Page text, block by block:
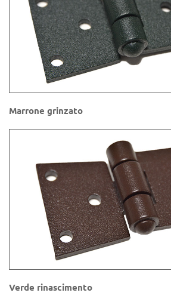
Marrone grinzato
Verde rinascimento